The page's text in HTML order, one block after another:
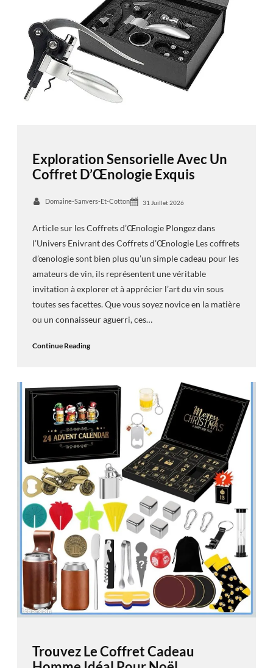
Exploration Sensorielle Avec Un
Coffret D’Œnologie Exquis
Domaine-Sanvers-Et-Cotton 31 Juillet 2026
Article sur les Coffrets d’Œnologie Plongez dans
l’Univers Enivrant des Coffrets d’Œnologie Les coffrets
d’œnologie sont bien plus qu’un simple cadeau pour les
amateurs de vin, ils représentent une véritable
invitation à explorer et à apprécier l’art du vin sous
toutes ses facettes. Que vous soyez novice en la matière
ou un connaisseur aguerri, ces…
Continue Reading
Trouvez Le Coffret Cadeau